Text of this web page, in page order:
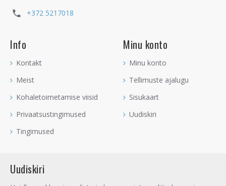
+372 5217018
Info
Kontakt
Meist
Kohaletoimetamise viisid
Privaatsustingimused
Tingimused
Minu konto
Minu konto
Tellimuste ajalugu
Sisukaart
Uudiskiri
Uudiskiri